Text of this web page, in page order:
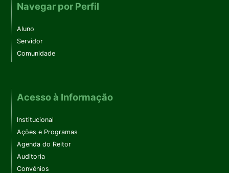
Navegar por Perfil
Aluno
Servidor
Comunidade
Acesso à Informação
Institucional
Ações e Programas
Agenda do Reitor
Auditoria
Convênios